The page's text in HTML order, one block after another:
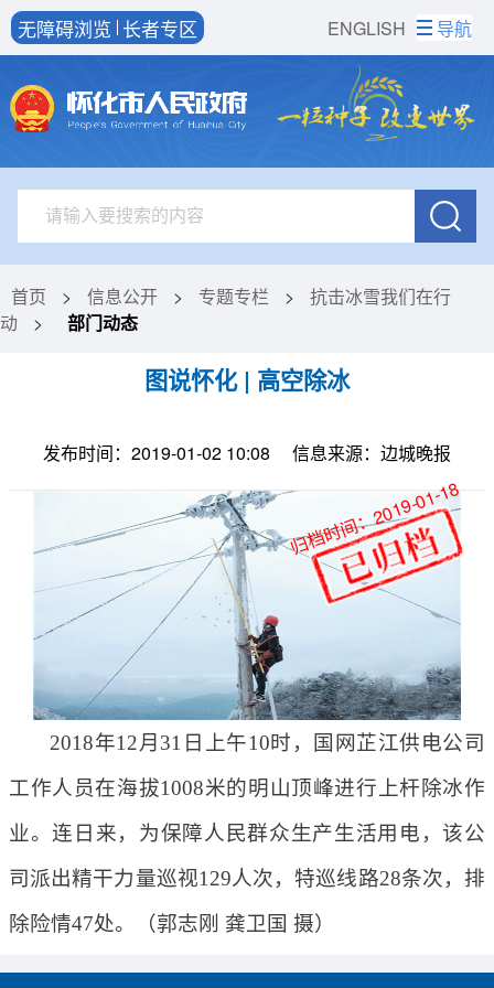
ENGLISH
无障碍浏览 长者专区 导航
首页 > 信息公开 > 专题专栏 >
抗击冰雪我们在行
动
> 部门动态
图说怀化 | 高空除冰
发布时间：2019-01-02 10:08 信息来源：边城晚报
2018年12月31日上午10时，国网芷江供电公司
工作人员在海拔1008米的明山顶峰进行上杆除冰作
业。连日来，为保障人民群众生产生活用电，该公
司派出精干力量巡视129人次，特巡线路28条次，排
除险情47处。（郭志刚 龚卫国 摄）
归档时间：2019-01-18